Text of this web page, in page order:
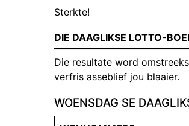
Sterkte!
DIE DAAGLIKSE LOTTO-
Die resultate word omstreeks
verfris asseblief jou blaaier.
WOENSDAG SE